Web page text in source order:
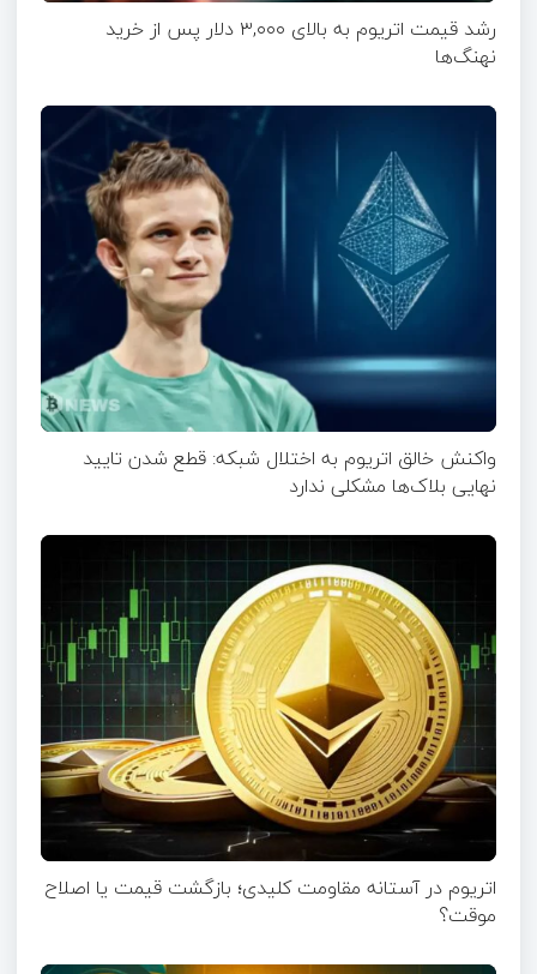
رشد قیمت اتریوم به بالای ۳,۰۰۰ دلار پس از خرید
نهنگ‌ها
واکنش خالق اتریوم به اختلال شبکه: قطع شدن تایید
نهایی بلاک‌ها مشکلی ندارد
اتریوم در آستانه مقاومت کلیدی؛ بازگشت قیمت یا اصلاح
موقت؟